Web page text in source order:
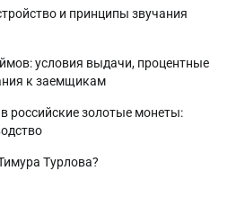
и принципы звучания
условия выдачи, процентные
к заемщикам
российские золотые монеты:
Турлова?